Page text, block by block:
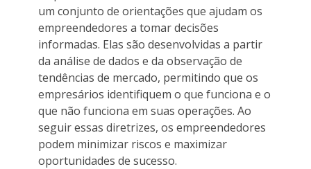
um conjunto de orientações que ajudam os
empreendedores a tomar decisões
informadas. Elas são desenvolvidas a partir
da análise de dados e da observação de
tendências de mercado, permitindo que os
empresários identifiquem o que funciona e o
que não funciona em suas operações. Ao
seguir essas diretrizes, os empreendedores
podem minimizar riscos e maximizar
oportunidades de sucesso.